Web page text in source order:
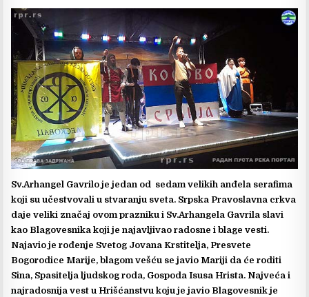
Sv.Arhangel Gavrilo je jedan od sedam velikih anđela serafima
koji su učestvovali u stvaranju sveta. Srpska Pravoslavna crkva
daje veliki značaj ovom prazniku i Sv.Arhangela Gavrila slavi
kao Blagovesnika koji je najavljivao radosne i blage vesti.
Najavio je rođenje Svetog Jovana Krstitelja, Presvete
Bogorodice Marije, blagom vešću se javio Mariji da će roditi
Sina, Spasitelja ljudskog roda, Gospoda Isusa Hrista. Najveća i
najradosnija vest u Hrišćanstvu koju je javio Blagovesnik je